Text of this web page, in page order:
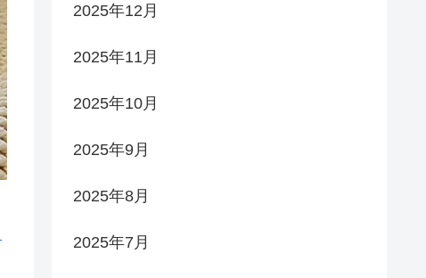
2025年12月
2025年11月
2025年10月
2025年9月
2025年8月
2025年7月